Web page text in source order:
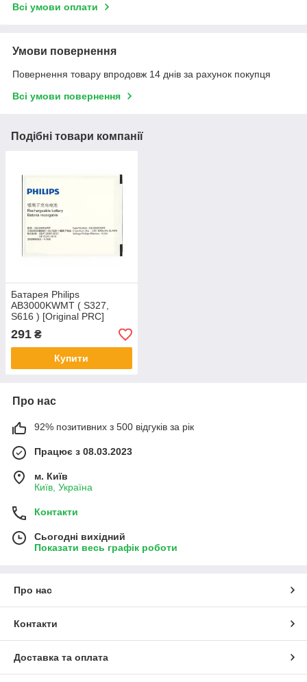
Всі умови оплати
Умови повернення
Повернення товару впродовж 14 днів за рахунок покупця
Всі умови повернення
Подібні товари компанії
Батарея Philips
AB3000KWMT ( S327,
S616 ) [Original PRC]
291 ₴
Купити
Про нас
92% позитивних з 500 відгуків за рік
Працює з 08.03.2023
м. Київ
Київ, Україна
Контакти
Сьогодні вихідний
Показати весь графік роботи
Про нас
Контакти
Доставка та оплата